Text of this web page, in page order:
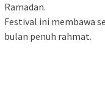
Ramadan.
Festival ini membawa
bulan penuh rahmat.